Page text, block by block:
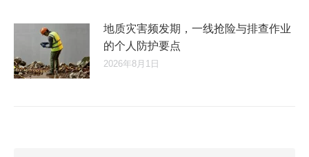
地质灾害频发期，一线抢险与排查作业
的个人防护要点
2026年8月1日